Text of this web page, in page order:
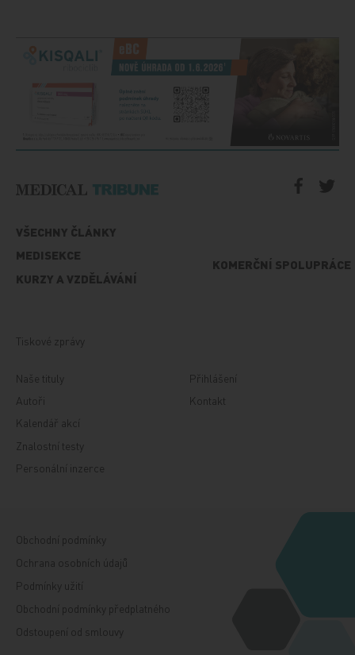
VŠECHNY ČLÁNKY
MEDISEKCE
KURZY A VZDĚLÁVÁNÍ
KOMERČNÍ SPOLUPRÁCE
Tiskové zprávy
Naše tituly
Autoři
Kalendář akcí
Znalostní testy
Personální inzerce
Přihlášení
Kontakt
Obchodní podmínky
Ochrana osobních údajů
Podmínky užití
Obchodní podmínky předplatného
Odstoupení od smlouvy